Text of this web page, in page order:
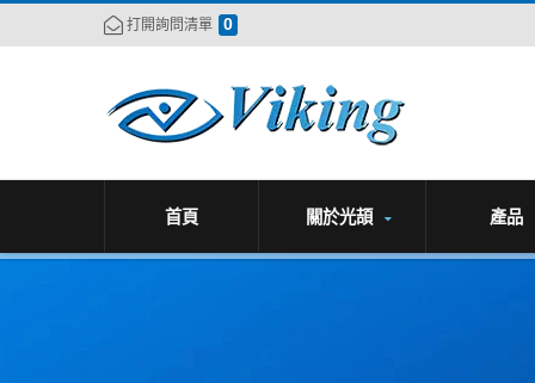
打開詢問清單 0
首頁 關於光頡 產品